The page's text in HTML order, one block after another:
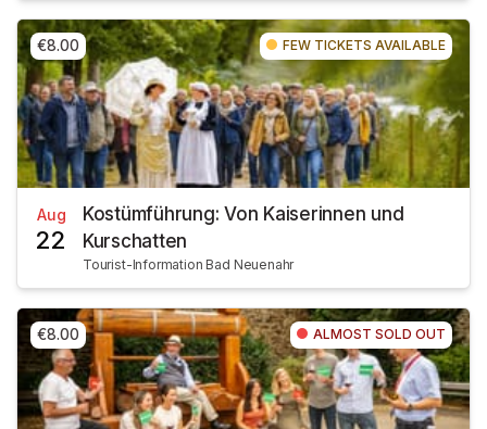
€8.00 FEW TICKETS AVAILABLE
Aug
22
Kostümführung: Von Kaiserinnen und
Kurschatten
Tourist-Information Bad Neuenahr
€8.00 ALMOST SOLD OUT